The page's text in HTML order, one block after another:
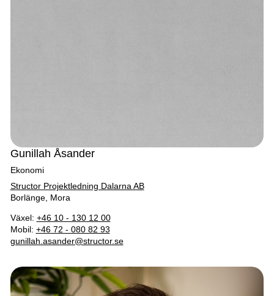
Gunillah Åsander
Ekonomi
Structor Projektledning Dalarna AB
Borlänge, Mora
Växel: +46 10 - 130 12 00
Mobil: +46 72 - 080 82 93
gunillah.asander@structor.se